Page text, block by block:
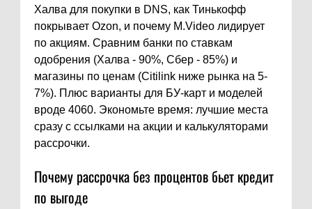
Халва для покупки в DNS, как Тинькофф
покрывает Ozon, и почему M.Video лидирует
по акциям. Сравним банки по ставкам
одобрения (Халва - 90%, Сбер - 85%) и
магазины по ценам (Citilink ниже рынка на 5-
7%). Плюс варианты для БУ-карт и моделей
вроде 4060. Экономьте время: лучшие места
сразу с ссылками на акции и калькуляторами
рассрочки.
Почему рассрочка без процентов бьет кредит
по выгоде